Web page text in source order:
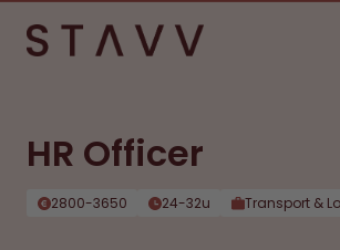
HR Officer
2800-3650 24-32u Transport &